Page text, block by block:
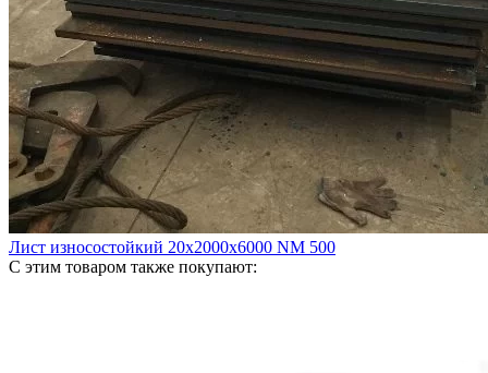
Лист износостойкий 20х2000х6000 NM 500
С этим товаром также покупают: